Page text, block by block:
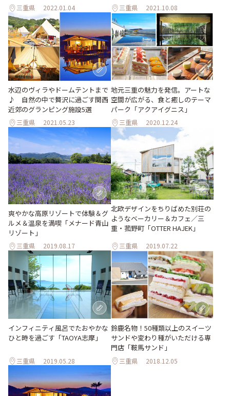
三重県 2022.01.04 三重県 2021.10.08
水辺のヴィラやドームテントまで
♪ 自然の中で贅沢に過ごす関西
近郊のグランピング施設5選
三重県 2021.05.23
地元三重の魅力を発信。アートな
空間が広がる、食と癒しのテーマ
パーク「アクアイグニス」
三重県 2020.12.24
爽やかな高原リゾートで体験＆グ
ルメ＆温泉を満喫「メナード青山
リゾート」
三重県 2019.08.17
北欧デザインをちりばめた別荘の
ようなベーカリー＆カフェ／三
重・菰野町「OTTER HAJEK」
三重県 2019.07.22
インフィニティ風呂でたおやかな
ひと時を過ごす「TAOYA志摩」
三重県 2019.05.28
鈴鹿名物！50種類以上のスイーツ
サンドや変わり種がいただける専
門店「鞍馬サンド」
三重県 2018.12.05